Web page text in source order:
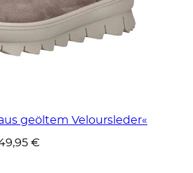
geöltem Veloursleder«
€